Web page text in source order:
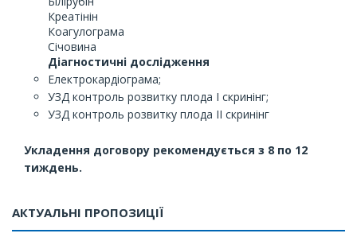
Креатінін
Коагулограма
Січовина
Діагностичні дослідження
Електрокардіограма;
УЗД контроль розвитку плода І скринінг;
УЗД контроль розвитку плода ІІ скринінг
Укладення договору рекомендується з 8 по 12
тиждень.
АКТУАЛЬНІ ПРОПОЗИЦІЇ